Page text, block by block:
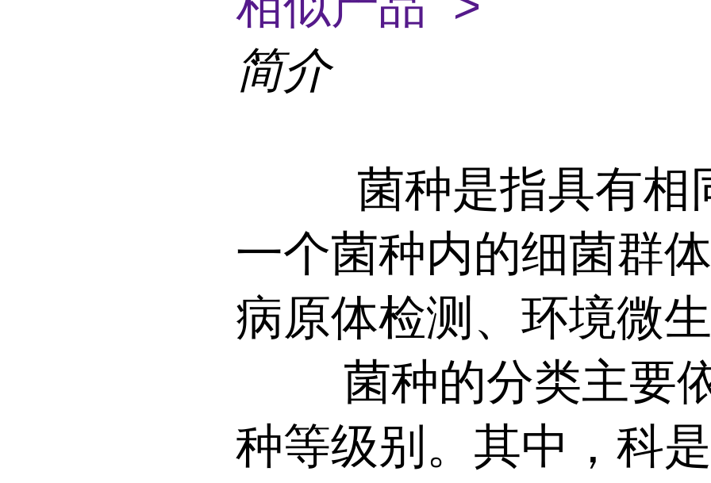
简介
菌种是指具有相同
一个菌种内的细菌群
病原体检测、环境微
菌种的分类主要依
种等级别。其中，科